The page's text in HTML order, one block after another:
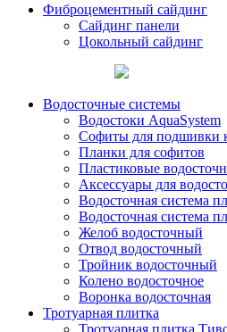
Фиброцементный сайдинг
Сайдинг панели
Цокольный сайдинг
Водосточные системы
Водостоки AquaSystem
Софиты для подшивки
Планки для софитов
Пластиковые
Аксессуары для
Водосточная система
Водосточная система
Желоб водосточный
Отвод водосточный
Тройник водосточный
Колено водосточное
Воронка водосточная
Тротуарная плитка
Тротуарная плитка